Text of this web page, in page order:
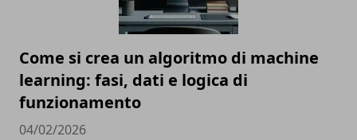
Come si crea un algoritmo di machine
learning: fasi, dati e logica di
funzionamento
04/02/2026